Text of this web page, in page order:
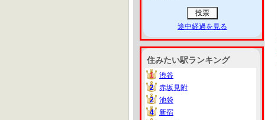
途中経過を見る
住みたい駅ランキング
1
1
渋谷
2
2
赤坂見附
2
2
池袋
4
4
新宿